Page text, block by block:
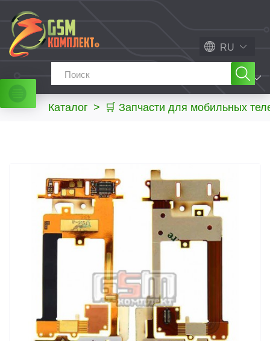
RU
МЕНЮ
Каталог > 🛒 Запчасти для мобильных